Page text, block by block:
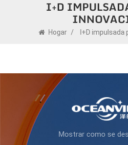
I+D
Hogar / I+D impulsada
Mostrar como se